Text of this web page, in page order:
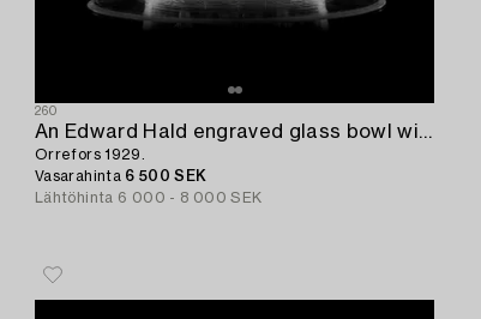
260
An Edward Hald engraved glass bowl with stand,
Orrefors 1929.
Vasarahinta 6 500 SEK
Lähtöhinta 6 000 - 8 000 SEK